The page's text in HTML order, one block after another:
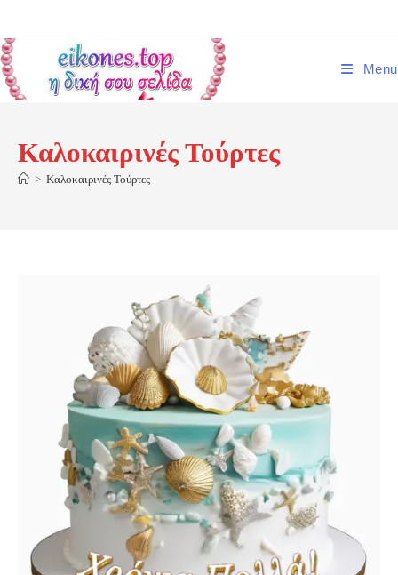
content
Menu
Καλοκαιρινές Τούρτες
> Καλοκαιρινές Τούρτες